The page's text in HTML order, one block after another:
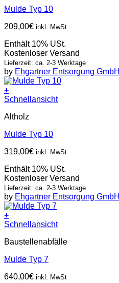
Mulde Typ 10
209,00€ inkl. MwSt
Enthält 10% USt.
Kostenloser Versand
Lieferzeit: ca. 2-3 Werktage
by Ehgartner Entsorgung GmbH
+
Schnellansicht
Altholz
Mulde Typ 10
319,00€ inkl. MwSt
Enthält 10% USt.
Kostenloser Versand
Lieferzeit: ca. 2-3 Werktage
by Ehgartner Entsorgung GmbH
+
Schnellansicht
Baustellenabfälle
Mulde Typ 7
640,00€ inkl. MwSt